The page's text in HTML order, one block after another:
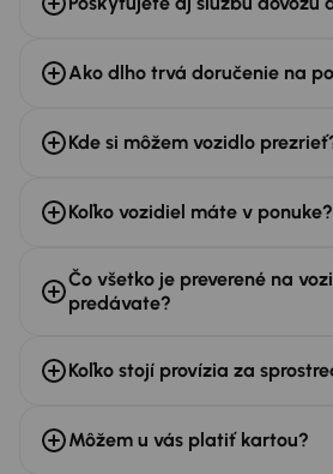
Ako dlho trvá doručenie na
Koľko vozidiel máte v ponuke?
Koľko stojí provízia za
Kde si môžem vozidlo
Čo všetko je preverené na
predávate?
Môžem u vás platiť kartou?